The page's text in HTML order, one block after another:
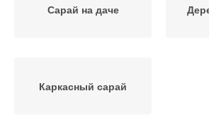
Сарай на даче
Каркасный сарай